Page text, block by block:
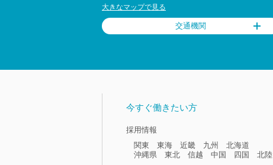
大きなマップで見る
交通機関
今すぐ働きたい方
採用情報
関東
東海 近畿 九州
北海道
沖縄県
東北 信越 中国 四国
北陸